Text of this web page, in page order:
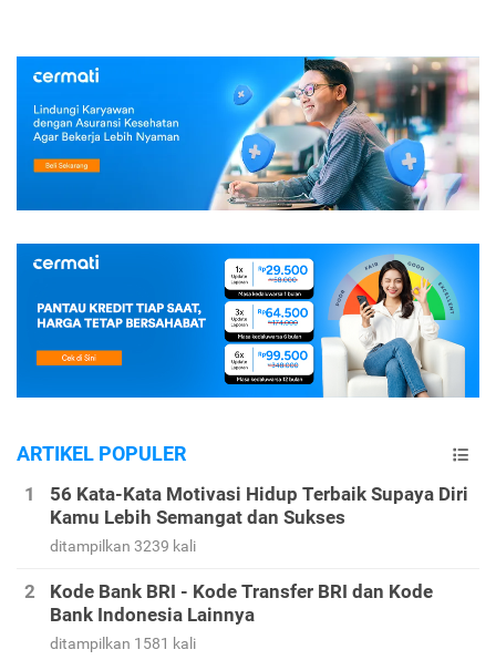
ARTIKEL POPULER
56 Kata-Kata Motivasi Hidup Terbaik Supaya Diri
Kamu Lebih Semangat dan Sukses
ditampilkan 3239 kali
Kode Bank BRI - Kode Transfer BRI dan Kode
Bank Indonesia Lainnya
ditampilkan 1581 kali